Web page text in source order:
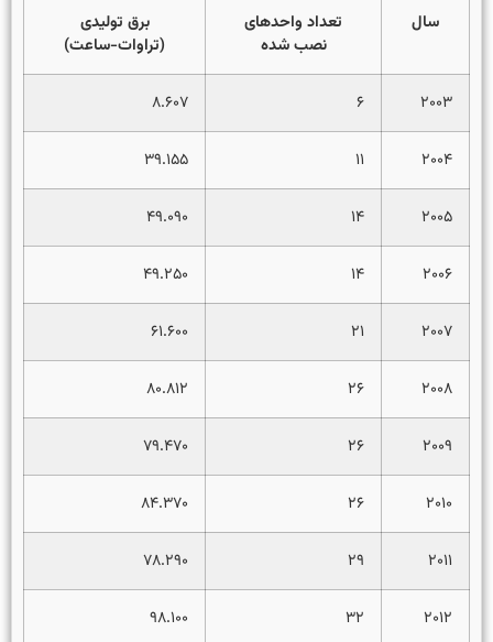
سال
تعداد واحدهای
نصب شده
برق تولیدی
(تراوات-ساعت)
۲۰۰۳ ۶ ۸.۶۰۷
۲۰۰۴ ۱۱ ۳۹.۱۵۵
۲۰۰۵ ۱۴ ۴۹.۰۹۰
۲۰۰۶ ۱۴ ۴۹.۲۵۰
۲۰۰۷ ۲۱ ۶۱.۶۰۰
۲۰۰۸ ۲۶ ۸۰.۸۱۲
۲۰۰۹ ۲۶ ۷۹.۴۷۰
۲۰۱۰ ۲۶ ۸۴.۳۷۰
۲۰۱۱ ۲۹ ۷۸.۲۹۰
۲۰۱۲ ۳۲ ۹۸.۱۰۰